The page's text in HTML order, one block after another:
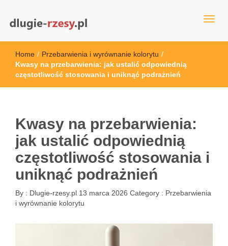
dlugie-rzesy.pl
Home / Przebarwienia i wyrównanie kolorytu /
Kwasy na przebarwienia: jak ustalić odpowiednią
częstotliwość stosowania i uniknąć podrażnień
Kwasy na przebarwienia:
jak ustalić odpowiednią
częstotliwość stosowania i
uniknąć podrażnień
By : Dlugie-rzesy.pl 13 marca 2026 Category : Przebarwienia
i wyrównanie kolorytu